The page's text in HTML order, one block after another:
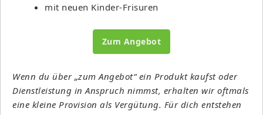
mit neuen Kinder-Frisuren
Zum Angebot
Wenn du über „zum Angebot“ ein Produkt kaufst oder
Dienstleistung in Anspruch nimmst, erhalten wir oftmals
eine kleine Provision als Vergütung. Für dich entstehen